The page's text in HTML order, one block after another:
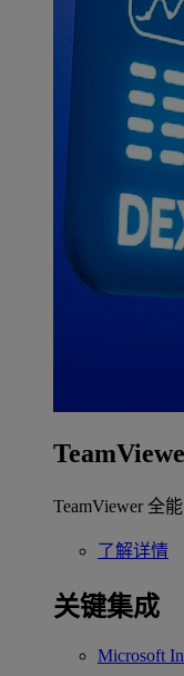
TeamViewer 全
了解详情
关键集成
Microsoft